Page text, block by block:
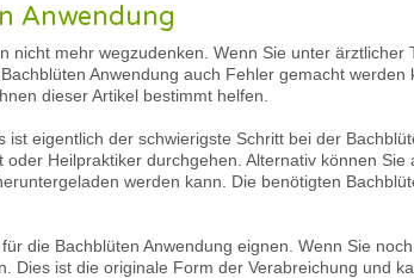
Anwendung
nicht mehr wegzudenken. Wenn Sie unter ärztlicher
Anwendung auch Fehler gemacht werden
dieser Artikel bestimmt helfen.
eigentlich der schwierigste Schritt bei der
Heilpraktiker durchgehen. Alternativ können Sie
werden kann. Die benötigten
die Bachblüten Anwendung eignen. Wenn Sie
Dies ist die originale Form der Verabreichung und